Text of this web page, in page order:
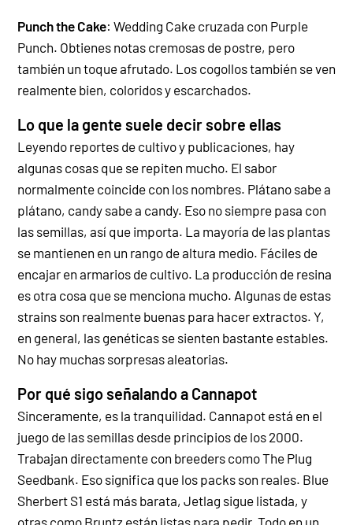
Punch the Cake: Wedding Cake cruzada con Purple
Punch. Obtienes notas cremosas de postre, pero
también un toque afrutado. Los cogollos también se ven
realmente bien, coloridos y escarchados.
Lo que la gente suele decir sobre ellas
Leyendo reportes de cultivo y publicaciones, hay
algunas cosas que se repiten mucho. El sabor
normalmente coincide con los nombres. Plátano sabe a
plátano, candy sabe a candy. Eso no siempre pasa con
las semillas, así que importa. La mayoría de las plantas
se mantienen en un rango de altura medio. Fáciles de
encajar en armarios de cultivo. La producción de resina
es otra cosa que se menciona mucho. Algunas de estas
strains son realmente buenas para hacer extractos. Y,
en general, las genéticas se sienten bastante estables.
No hay muchas sorpresas aleatorias.
Por qué sigo señalando a Cannapot
Sinceramente, es la tranquilidad. Cannapot está en el
juego de las semillas desde principios de los 2000.
Trabajan directamente con breeders como The Plug
Seedbank. Eso significa que los packs son reales. Blue
Sherbert S1 está más barata, Jetlag sigue listada, y
otras como Bruntz están listas para pedir. Todo en un